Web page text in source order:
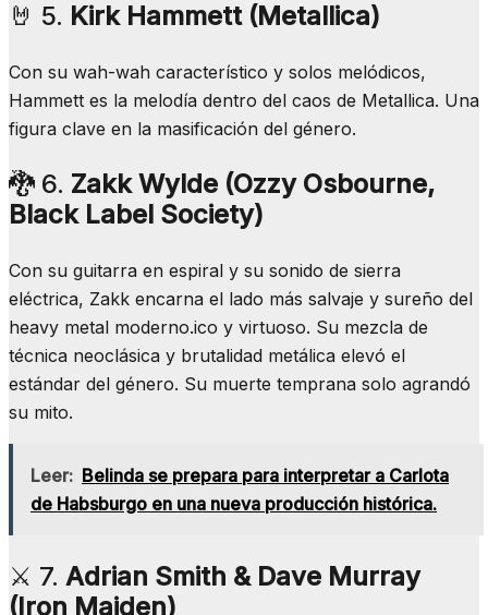
🤘 5. Kirk Hammett (Metallica)
Con su wah-wah característico y solos melódicos,
Hammett es la melodía dentro del caos de Metallica. Una
figura clave en la masificación del género.
🐉 6. Zakk Wylde (Ozzy Osbourne,
Black Label Society)
Con su guitarra en espiral y su sonido de sierra
eléctrica, Zakk encarna el lado más salvaje y sureño del
heavy metal moderno.ico y virtuoso. Su mezcla de
técnica neoclásica y brutalidad metálica elevó el
estándar del género. Su muerte temprana solo agrandó
su mito.
Leer: Belinda se prepara para interpretar a Carlota
de Habsburgo en una nueva producción histórica.
⚔️ 7. Adrian Smith & Dave Murray
(Iron Maiden)